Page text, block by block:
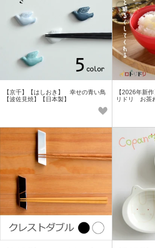
【京千】【はしおき】 幸せの青い鳥
【波佐見焼】【日本製】
【2026年新
リドリ お茶